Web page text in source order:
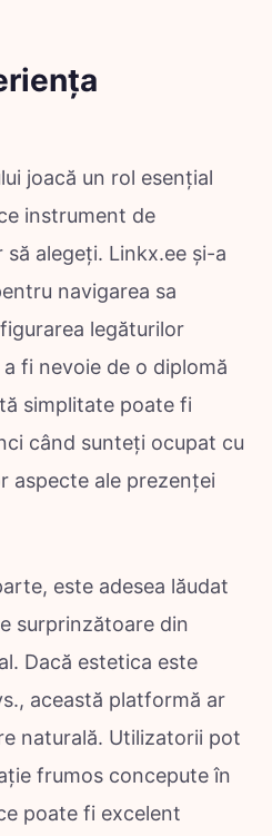
joacă un rol esențial
instrument de
alegeți. Linkx.ee și-a
navigarea sa
legăturilor
fi nevoie de o diplomă
simplitate poate fi
când sunteți ocupat cu
aspecte ale prezenței
este adesea lăudat
surprinzătoare din
Dacă estetica este
această platformă ar
naturală. Utilizatorii pot
frumos concepute în
poate fi excelent